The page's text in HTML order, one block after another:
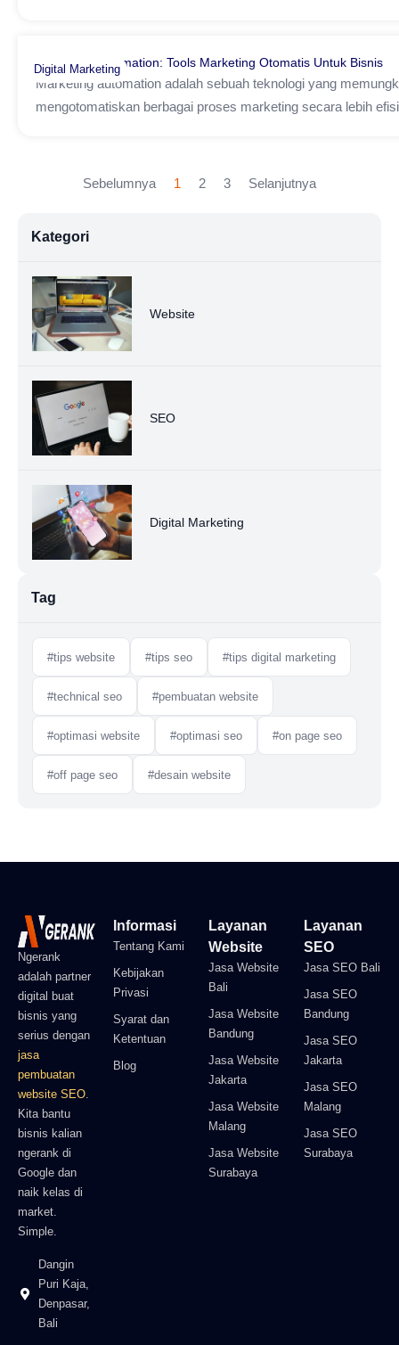
Digital Marketing
Marketing Automation: Tools Marketing Otomatis Untuk Bisnis
Marketing automation adalah sebuah teknologi yang
mengotomatiskan berbagai proses marketing secara lebih
Sebelumnya 1 2 3 Selanjutnya
Kategori
Website
SEO
Digital Marketing
Tag
#tips website #tips seo #tips digital marketing
#technical seo #pembuatan website
#optimasi website #optimasi seo #on page seo
#off page seo #desain website
Ngerank
adalah partner
digital buat
bisnis yang
serius dengan
jasa
pembuatan
website SEO.
Kita bantu
bisnis kalian
ngerank di
Google dan
naik kelas di
market.
Simple.
Dangin
Puri Kaja,
Denpasar,
Bali
Informasi
Tentang Kami
Kebijakan
Privasi
Syarat dan
Ketentuan
Blog
Layanan
Website
Jasa Website
Bali
Jasa Website
Bandung
Jasa Website
Jakarta
Jasa Website
Malang
Jasa Website
Surabaya
Layanan
SEO
Jasa SEO Bali
Jasa SEO
Bandung
Jasa SEO
Jakarta
Jasa SEO
Malang
Jasa SEO
Surabaya